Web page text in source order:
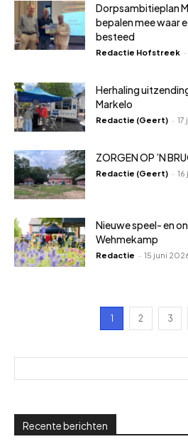
Dorpsambitieplan
bepalen mee waar
besteed
Redactie Hofstreek -
Herhaling
Markelo
Redactie (Geert) - 17
ZORGEN OP ’N
Redactie (Geert) - 16
Nieuwe speel- en
Wehmekamp
Redactie - 15 juni
1 2 3
Recente berichten